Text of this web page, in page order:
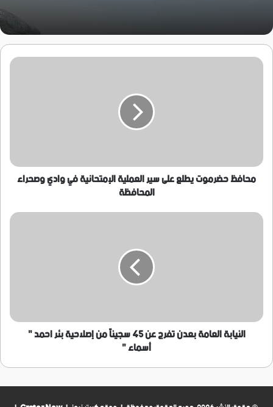
محافظ
وادي
وصحراء
المحافظة
محافظ حضرموت يطلع على سير العملية الإمتحانية في وادي وصحراء
المحافظة
النيابة
إصلاحية
احمد
أسماء
"
النيابة العامة بعدن تفرج عن 45 سجيناً من إصلاحية بئر احمد "
أسماء "